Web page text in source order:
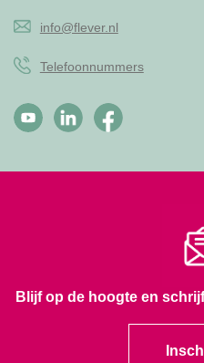
info@flever.nl
Telefoonnummers
Blijf op de hoogte en